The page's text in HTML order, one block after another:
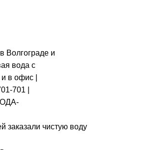
заказали чистую воду